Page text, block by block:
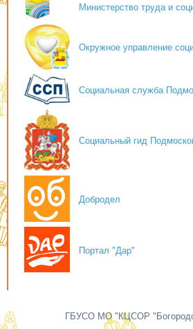
Министерство труда и
Окружное управление
Социальная служба
Социальный гид
Добродел
Портал "Дар"
ГБУСО МО "КЦСОР